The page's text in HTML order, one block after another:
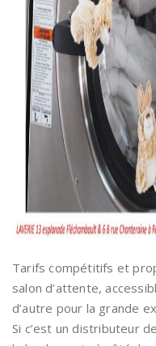
Tarifs compétitifs et
salon d’attente,
d’autre pour la grande
Si c’est un distributeur